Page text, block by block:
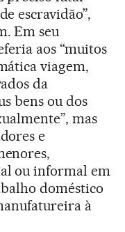
escravidão”,
Em seu
aos “muitos
viagem,
da
bens ou dos
mas
e
ou informal em
doméstico
à